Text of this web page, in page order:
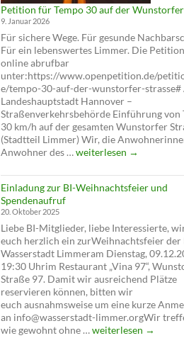
Petition für Tempo 30 auf der
9. Januar 2026
Für sichere Wege. Für gesunde
Für ein lebenswertes Limmer. Die
online abrufbar
unter:https://www.openpetition.de/
e/tempo-30-auf-der-wunstorfer-strasse#
Landeshauptstadt Hannover –
Straßenverkehrsbehörde Einführung von
30 km/h auf der gesamten Wunstorfer
(Stadtteil Limmer) Wir, die
Anwohner des …Petition
Tempo
30
Wunstorfer
Straße
weiterlesen →
Einladung zur BI-Weihnachtsfeier und
Spendenaufruf
20. Oktober 2025
Liebe BI-Mitglieder, liebe Interessierte,
euch herzlich ein zurWeihnachtsfeier der
Wasserstadt Limmeram Dienstag,
19:30 Uhrim Restaurant „Vina 97“,
Straße 97. Damit wir ausreichend Plätze
reservieren können, bitten wir
euch ausnahmsweise um eine kurze
an info@wasserstadt-limmer.orgWir
wie gewohnt ohne …Einladung
weiterlesen →